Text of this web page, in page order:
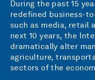
During the past 15
redefined business-
such as media, retail
next 10 years, the
dramatically alter
agriculture,
sectors of the